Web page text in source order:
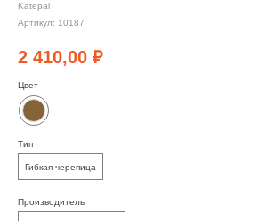
Katepal
Артикул: 10187
2 410,00 ₽
Цвет
Тип
Гибкая черепица
Производитель